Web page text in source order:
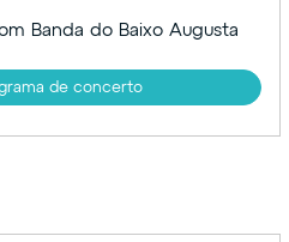
Banda do Baixo Augusta
de concerto